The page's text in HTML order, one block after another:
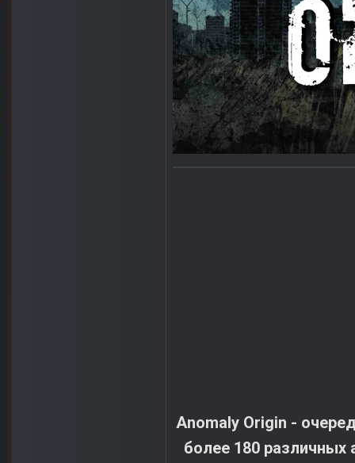
Anomaly Origin -
более 180 различных